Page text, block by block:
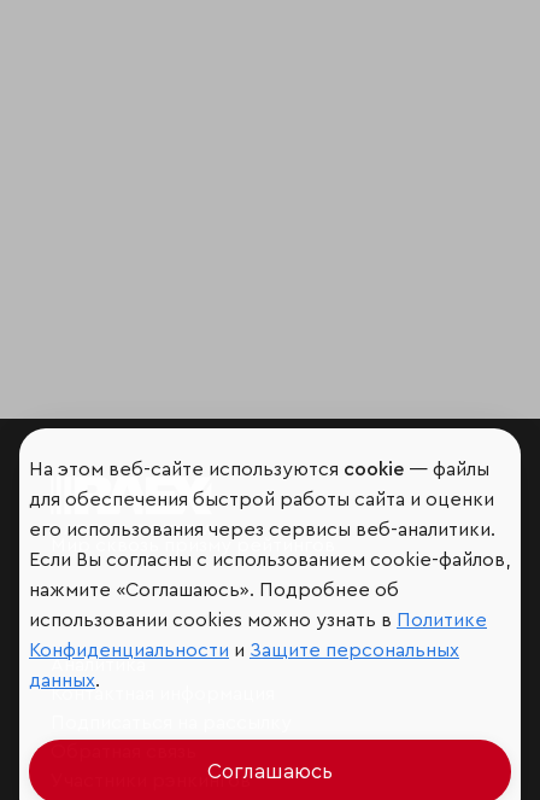
Мир сквозь призму рейтингов
Аналитика
Контактная информация
Участники рэнкингов
На этом веб-сайте используются cookie — файлы
для обеспечения быстрой работы сайта и оценки
его использования через сервисы веб-аналитики.
Если Вы согласны с использованием cookie-файлов,
нажмите «Соглашаюсь». Подробнее об
использовании cookies можно узнать в Политике
Конфиденциальности и Защите персональных
данных.
Соглашаюсь